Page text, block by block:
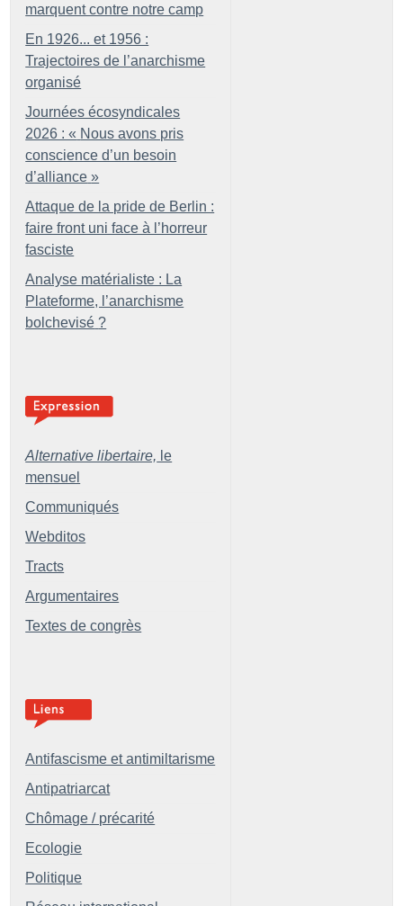
marquent contre notre camp
En 1926... et 1956 :
Trajectoires de l’anarchisme
organisé
Journées écosyndicales
2026 : « Nous avons pris
conscience d’un besoin
d’alliance »
Attaque de la pride de Berlin :
faire front uni face à l’horreur
fasciste
Analyse matérialiste : La
Plateforme, l’anarchisme
bolchevisé ?
Alternative libertaire, le
mensuel
Communiqués
Webditos
Tracts
Argumentaires
Textes de congrès
Antifascisme et antimiltarisme
Antipatriarcat
Chômage / précarité
Ecologie
Politique